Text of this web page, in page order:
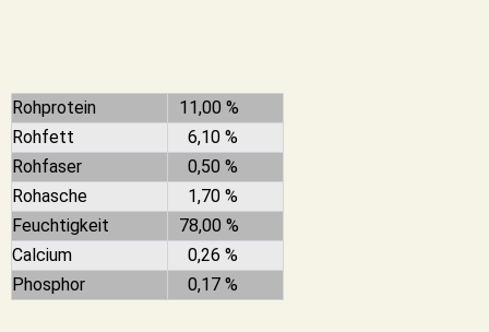
Rohprotein
11,00 %
Rohfett
6,10 %
Rohfaser
0,50 %
Rohasche
1,70 %
Feuchtigkeit
78,00 %
Calcium
0,26 %
Phosphor
0,17 %